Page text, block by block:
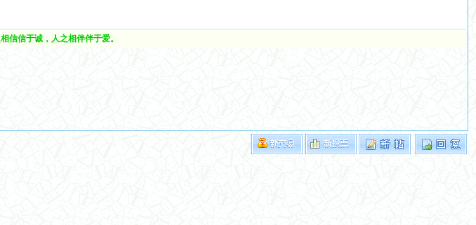
信信于诚，人之相伴伴于爱。